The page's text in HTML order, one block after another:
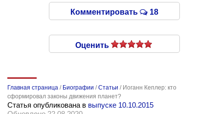
Комментировать 18
Оценить
Главная страница / Биографии /Статьи / Иоганн Кеплер: кто
сформировал законы движения планет?
Статья опубликована в выпуске 10.10.2015